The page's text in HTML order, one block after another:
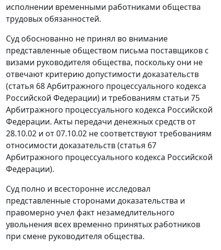
исполнении временными работниками общества
трудовых обязанностей.
Суд обоснованно не принял во внимание
представленные обществом письма поставщиков с
визами руководителя общества, поскольку они не
отвечают критерию допустимости доказательств
(статья 68Арбитражного процессуального кодекса
Российской Федерации) и требованиям статьи 75
Арбитражного процессуального кодекса Российской
Федерации. Акты передачи денежных средств от
28.10.02 и от 07.10.02 не соответствуют требованиям
относимости доказательств (статья 67
Арбитражного процессуального кодекса Российской
Федерации).
Суд полно и всесторонне исследовал
представленные сторонами доказательства и
правомерно учел факт незамедлительного
увольнения всех временно принятых работников
при смене руководителя общества.